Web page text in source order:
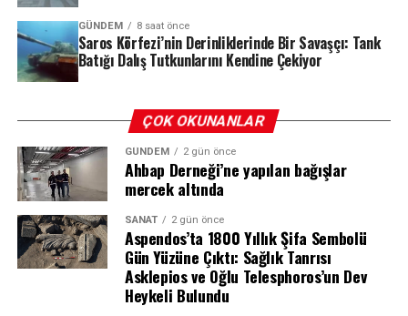
ülkelere sıçrama riskini de gündeme getiriyor.
Kongo Ulusal Halk Sağlığı Enstitüsü, 11 Temmuz tarihli
raporunda, “Mevcut araştırmalar, bu iki eyalette tespit
edildiğini gösterse de, bu iki eyaletin salgın bölgesi
olarak kabul edilmesi gerekli ve uygundur” ifadelerine
yer verdi.
REKLAM
içerikli ilaçlar, tütün bağımlılığı tedavi ve eğitim birimleri
aracılığıyla ulaştırılacak. Söz konusu ilaçlar Sağlık
Bakanlığı tarafından birinci, ikinci ve üçüncü basamak
uygulanmasından Sağlık Bakanı sorumlu olacak.
REKLAM
GÜNDEM 8 saat önce
Saros Körfezi’nin Derinliklerinde Bir Savaşçı: Tank
Batığı Dalış Tutkunlarını Kendine Çekiyor
ÇOK OKUNANLAR
GÜNDEM 2 gün önce
Ahbap Derneği’ne yapılan bağışlar
mercek altında
SANAT 2 gün önce
Aspendos’ta 1800 Yıllık Şifa Sembolü
Gün Yüzüne Çıktı: Sağlık Tanrısı
Asklepios ve Oğlu Telesphoros’un Dev
Heykeli Bulundu